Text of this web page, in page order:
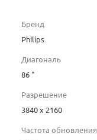
Бренд
Philips
Диагональ
86 "
Разрешение
3840 x 2160
Частота обновления